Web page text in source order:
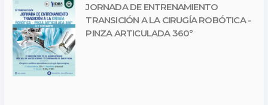
JORNADA DE ENTRENAMIENTO
TRANSICIÓN A LA CIRUGÍA ROBÓTICA -
PINZA ARTICULADA 360°